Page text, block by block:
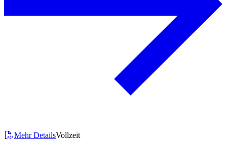
Mehr DetailsVollzeit